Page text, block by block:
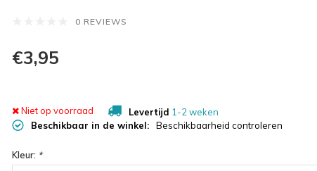
0 REVIEWS
€3,95
Niet op voorraad Levertijd 1-2 weken
Beschikbaar in de winkel:
Beschikbaarheid controleren
Kleur: *